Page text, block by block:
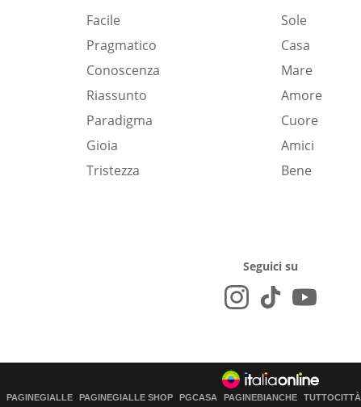
Facile
Pragmatico
Conoscenza
Riassunto
Paradigma
Gioia
Tristezza
Sole
Casa
Mare
Amore
Cuore
Amici
Bene
Seguici su
PAGINEGIALLE PAGINEGIALLE SHOP PGCASA PAGINEBIANCHE TUTTOCITTÀ